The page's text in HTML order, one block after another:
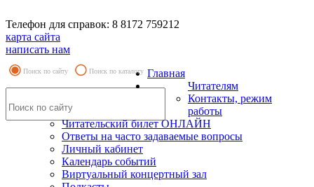
Телефон для справок: 8 8172 759212
карта сайта
написать нам
Поиск по сайту Поиск по каталогу Главная
Читателям
Контакты, режим
работы
Читательский билет ОНЛАЙН
Ответы на часто задаваемые вопросы
Личный кабинет
Календарь событий
Виртуальный концертный зал